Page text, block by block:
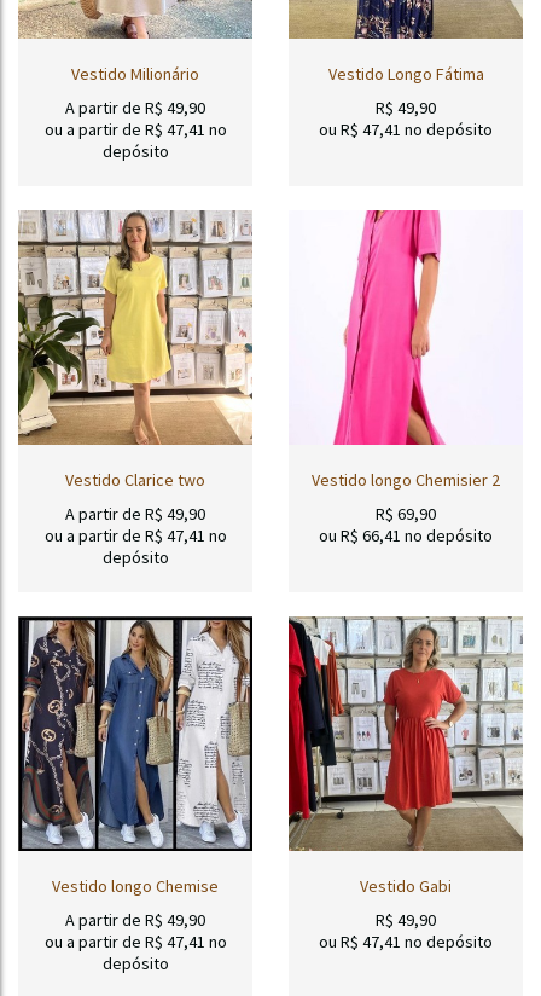
Vestido Milionário
A partir de R$ 49,90
ou a partir de R$ 47,41 no
depósito
Vestido Longo Fátima
R$ 49,90
ou R$ 47,41 no depósito
Vestido Clarice two
A partir de R$ 49,90
ou a partir de R$ 47,41 no
depósito
Vestido longo Chemisier 2
R$ 69,90
ou R$ 66,41 no depósito
Vestido longo Chemise
A partir de R$ 49,90
ou a partir de R$ 47,41 no
depósito
Vestido Gabi
R$ 49,90
ou R$ 47,41 no depósito